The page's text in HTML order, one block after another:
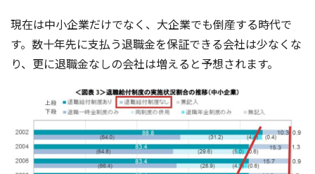
現在は中小企業だけでなく、大企業でも倒産する時代で
す。数十年先に支払う退職金を保証できる会社は少なくな
り、更に退職金なしの会社は増えると予想されます。